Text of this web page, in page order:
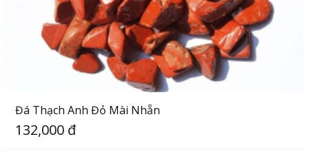
Đá Thạch Anh Đỏ Mài Nhẵn
132,000 đ